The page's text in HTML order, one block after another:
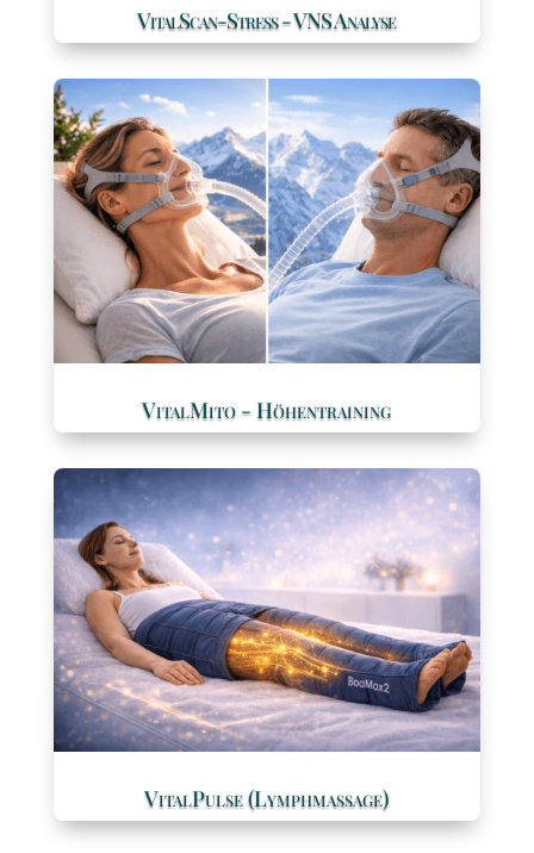
VitalScan-Stress - VNS Analyse
VitalMito - Höhentraining
VitalPulse (Lymphmassage)